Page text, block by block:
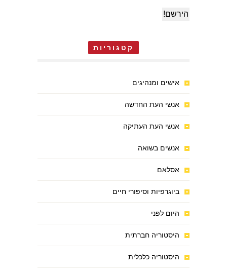
קטגוריות
אישים ומנהיגים
אנשי העת החדשה
אנשי העת העתיקה
אנשים בשואה
אסלאם
ביוגרפיות וסיפורי חיים
היום לפני
היסטוריה חברתית
היסטוריה כלכלית